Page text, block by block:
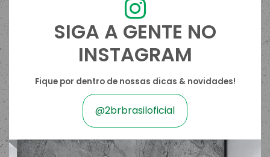
SIGA A GENTE NO
INSTAGRAM
Fique por dentro de nossas dicas & novidades!
@2brbrasiloficial